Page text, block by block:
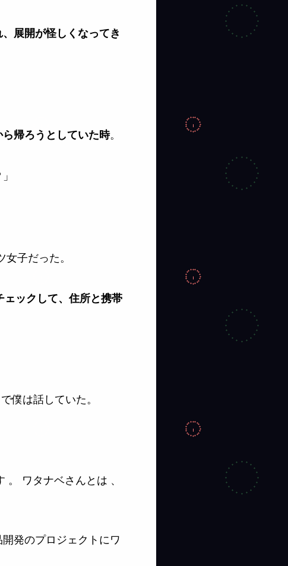
展開が怪しくなってき
帰ろうとしていた時。
」
子だった。
ックして、住所と携帯
僕は話していた。
ワタナベさんとは 、
発のプロジェクトにワ